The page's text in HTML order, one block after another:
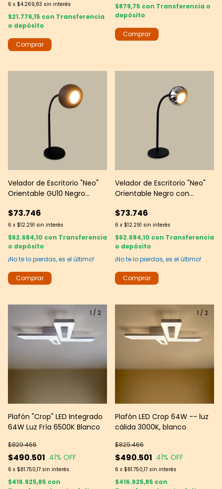
6 x $4.269,83 sin interés
$21.776,15 con Transferencia
o depósito
$879,75 con Transferencia o
depósito
Velador de Escritorio "Neo"
Orientable GU10 Negro
$73.746
6 x $12.291 sin interés
$62.684,10 con Transferencia
o depósito
¡No te lo pierdas, es el último!
Velador de Escritorio "Neo"
Orientable Negro con
$73.746
6 x $12.291 sin interés
$62.684,10 con Transferencia
o depósito
¡No te lo pierdas, es el último!
1 / 2
Plafón "Crop" LED Integrado
64W Luz Fría 6500K Blanco
$490.501
$829.466
41% OFF
6 x $81.750,17 sin interés
$416.925,85 con
1 / 2
Plafón LED Crop 64W -- luz
cálida 3000K, blanco
$490.501
$829.466
41% OFF
6 x $81.750,17 sin interés
$416.925,85 con